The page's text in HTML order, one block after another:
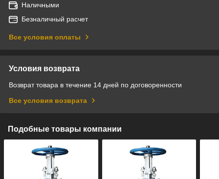
Наличными
Безналичный расчет
Все условия оплаты
Условия возврата
Возврат товара в течение 14 дней по договоренности
Все условия возврата
Подобные товары компании